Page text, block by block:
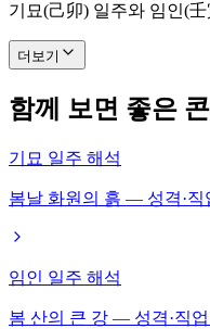
기묘(己卯) 일주와 임인(
더보기
함께 보면 좋은
기묘 일주 해석
봄날 화원의 흙 — 성격·직
임인 일주 해석
봄 산의 큰 강 — 성격·직업